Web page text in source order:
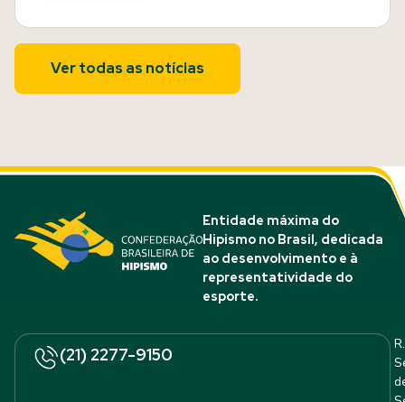
Ver todas as notícias
Entidade máxima do
Hipismo no Brasil, dedicada
ao desenvolvimento e à
representatividade do
esporte.
(21) 2277-9150
R.